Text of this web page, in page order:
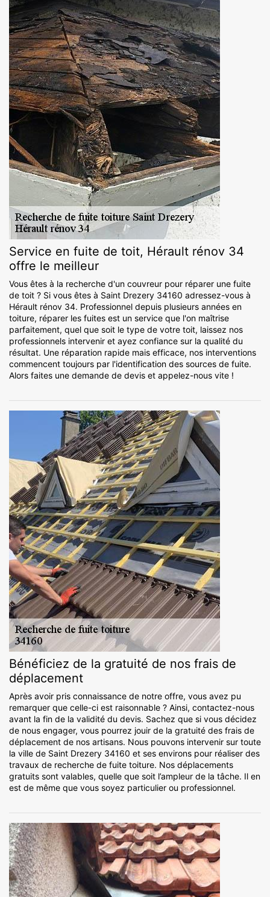
Service en fuite de toit, Hérault rénov 34
offre le meilleur
Vous êtes à la recherche d'un couvreur pour réparer une fuite
de toit ? Si vous êtes à Saint Drezery 34160 adressez-vous à
Hérault rénov 34. Professionnel depuis plusieurs années en
toiture, réparer les fuites est un service que l'on maîtrise
parfaitement, quel que soit le type de votre toit, laissez nos
professionnels intervenir et ayez confiance sur la qualité du
résultat. Une réparation rapide mais efficace, nos interventions
commencent toujours par l'identification des sources de fuite.
Alors faites une demande de devis et appelez-nous vite !
Bénéficiez de la gratuité de nos frais de
déplacement
Après avoir pris connaissance de notre offre, vous avez pu
remarquer que celle-ci est raisonnable ? Ainsi, contactez-nous
avant la fin de la validité du devis. Sachez que si vous décidez
de nous engager, vous pourrez jouir de la gratuité des frais de
déplacement de nos artisans. Nous pouvons intervenir sur toute
la ville de Saint Drezery 34160 et ses environs pour réaliser des
travaux de recherche de fuite toiture. Nos déplacements
gratuits sont valables, quelle que soit l’ampleur de la tâche. Il en
est de même que vous soyez particulier ou professionnel.